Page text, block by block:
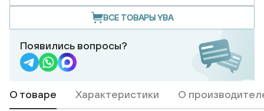
ВСЕ ТОВАРЫ YBA
Появились вопросы?
О товаре Характеристики О